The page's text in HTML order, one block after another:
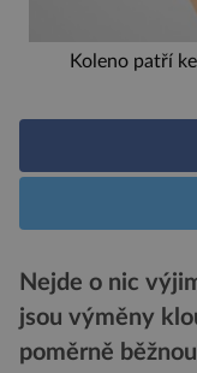
Koleno patří
Nejde o nic
jsou výměny
poměrně